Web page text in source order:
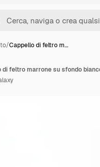
/Cappello di feltro m…
di feltro marrone su sfondo